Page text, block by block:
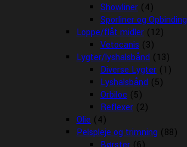
Showliner (4)
Sporliner og Opbinding
Loppe/flåt midler (12)
Vetocanis (3)
Lygter/lyshalsbånd (13)
Diverse Lygter (1)
Lyshalsbånd (5)
Orbiloc (5)
Reflexer (2)
Olie (4)
Pelspleje og trimning (88)